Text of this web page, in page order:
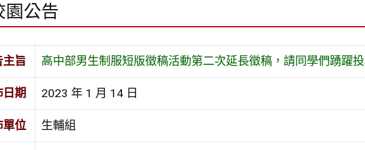
園公告
主旨 高中部男生制服短版徵稿活動第二次延長徵稿，請同學們踴躍投
期 2023 年 1 月 14 日
單位 生輔組